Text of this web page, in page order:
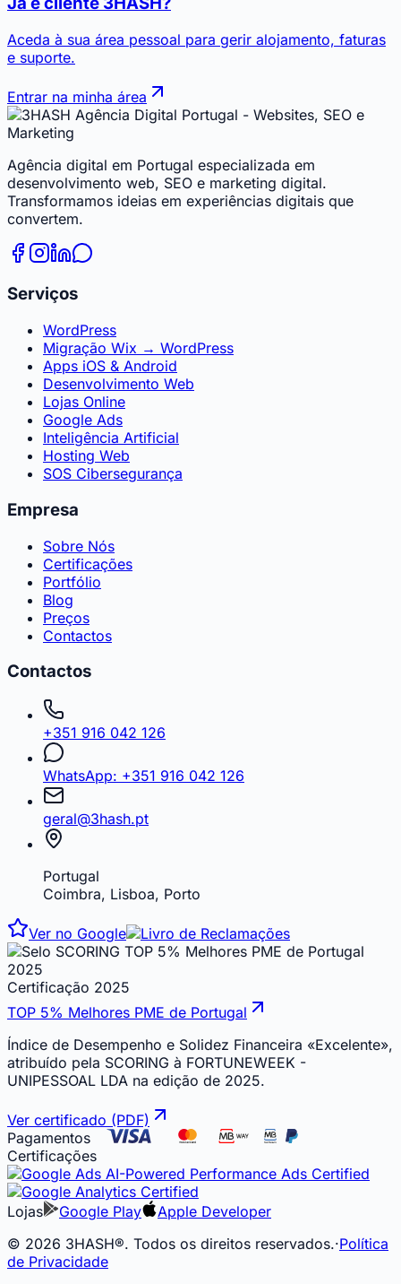
Aceda à sua área pessoal para gerir alojamento, faturas
e suporte.
Entrar na minha área
Agência digital em Portugal especializada em
desenvolvimento web, SEO e marketing digital.
Transformamos ideias em experiências digitais que
convertem.
Serviços
WordPress
Migração Wix → WordPress
Apps iOS & Android
Desenvolvimento Web
Lojas Online
Google Ads
Inteligência Artificial
Hosting Web
SOS Cibersegurança
Empresa
Sobre Nós
Certificações
Portfólio
Blog
Preços
Contactos
Contactos
+351 916 042 126
WhatsApp: +351 916 042 126
geral@3hash.pt
Portugal
Coimbra, Lisboa, Porto
Ver no Google
Certificação 2025
TOP 5% Melhores PME de Portugal
Índice de Desempenho e Solidez Financeira «Excelente»,
atribuído pela SCORING à FORTUNEWEEK -
UNIPESSOAL LDA na edição de 2025.
Ver certificado (PDF)
Pagamentos
Certificações
Lojas Google Play
Apple Developer
© 2026 3HASH®. Todos os direitos reservados.·Política
de Privacidade